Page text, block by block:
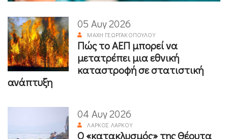
05 Αυγ 2026
ΜΆΧΗ ΓΕΩΡΓΑΚΟΠΟΎΛΟΥ
Πώς το ΑΕΠ μπορεί να
μετατρέπει μια εθνική
καταστροφή σε στατιστική
ανάπτυξη
04 Αυγ 2026
ΛΆΡΚΟΣ ΛΆΡΚΟΥ
Ο «κατακλυσμός» της Θέουτα